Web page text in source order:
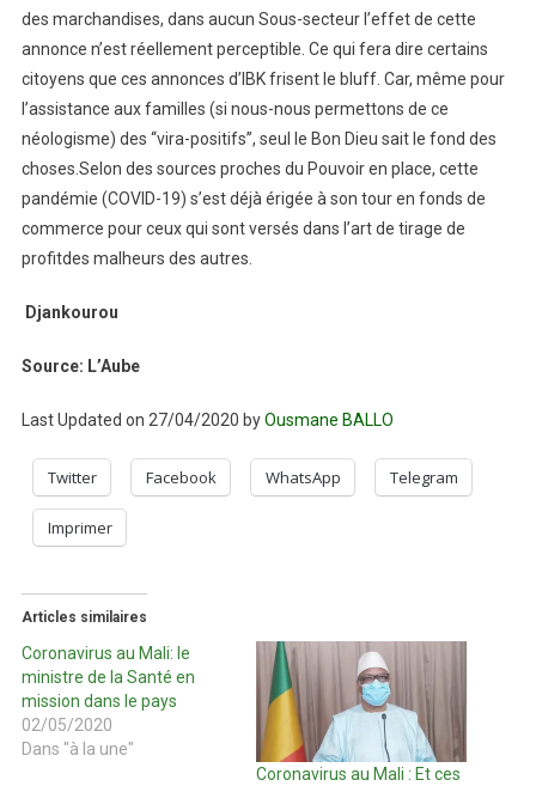
des marchandises, dans aucun Sous-secteur l’effet de cette
annonce n’est réellement perceptible. Ce qui fera dire certains
citoyens que ces annonces d’IBK frisent le bluff. Car, même pour
l’assistance aux familles (si nous-nous permettons de ce
néologisme) des ‘‘vira-positifs’’, seul le Bon Dieu sait le fond des
choses.Selon des sources proches du Pouvoir en place, cette
pandémie (COVID-19) s’est déjà érigée à son tour en fonds de
commerce pour ceux qui sont versés dans l’art de tirage de
profitdes malheurs des autres.
Djankourou
Source: L’Aube
Last Updated on 27/04/2020 byOusmane BALLO
Twitter Facebook WhatsApp Telegram
Imprimer
Articles similaires
Coronavirus au Mali: le
ministre de la Santé en
mission dans le pays
02/05/2020
Dans "à la une"
Coronavirus au Mali : Et ces